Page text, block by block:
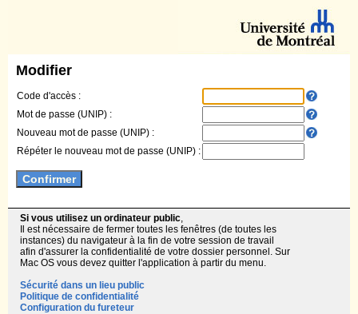
Modifier
Code d'accès :
Mot de passe (UNIP) :
Nouveau mot de passe (UNIP) :
Répéter le nouveau mot de passe (UNIP) :
Si vous utilisez un ordinateur public,
Il est nécessaire de fermer toutes les fenêtres (de toutes les
instances) du navigateur à la fin de votre session de travail
afin d'assurer la confidentialité de votre dossier personnel. Sur
Mac OS vous devez quitter l'application à partir du menu.
Sécurité dans un lieu public
Politique de confidentialité
Configuration du fureteur